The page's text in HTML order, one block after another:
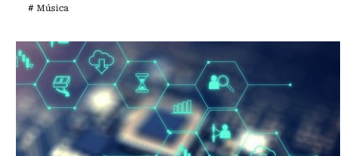
# Música